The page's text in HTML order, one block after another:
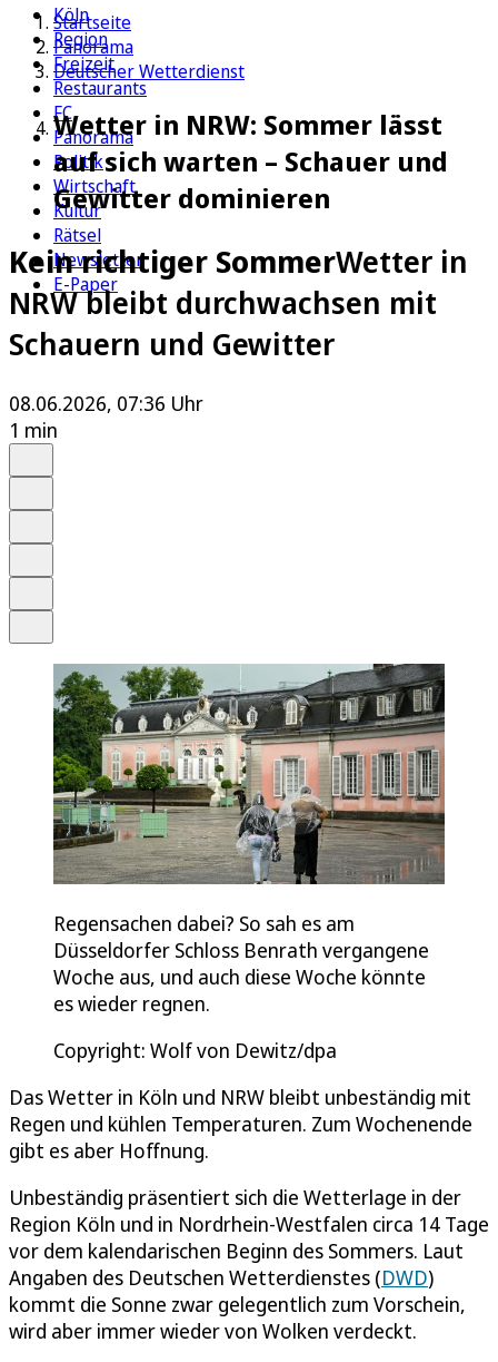
Köln
Region
Freizeit
Restaurants
FC
Panorama
Politik
Wirtschaft
Kultur
Rätsel
Newsletter
E-Paper
Startseite
Panorama
Deutscher Wetterdienst
Wetter in NRW: Sommer lässt
auf sich warten – Schauer und
Gewitter dominieren
Kein richtiger SommerWetter in
NRW bleibt durchwachsen mit
Schauern und Gewitter
08.06.2026, 07:36 Uhr
1 min
Regensachen dabei? So sah es am
Düsseldorfer Schloss Benrath vergangene
Woche aus, und auch diese Woche könnte
es wieder regnen.
Copyright: Wolf von Dewitz/dpa
Das Wetter in Köln und NRW bleibt unbeständig mit
Regen und kühlen Temperaturen. Zum Wochenende
gibt es aber Hoffnung.
Unbeständig präsentiert sich die Wetterlage in der
Region Köln und in Nordrhein-Westfalen circa 14 Tage
vor dem kalendarischen Beginn des Sommers. Laut
Angaben des Deutschen Wetterdienstes (DWD)
kommt die Sonne zwar gelegentlich zum Vorschein,
wird aber immer wieder von Wolken verdeckt.